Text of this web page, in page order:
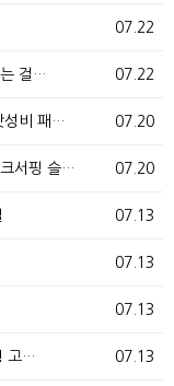
07.22
07.22
걸…
07.20
성비 패…
07.20
서핑 슬…
07.13
07.13
07.13
07.13
고…